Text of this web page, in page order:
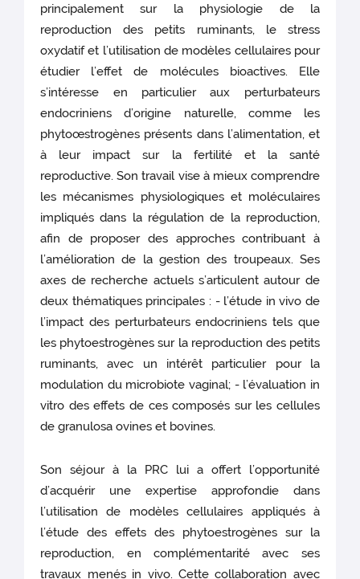
principalement sur la physiologie de la
reproduction des petits ruminants, le stress
oxydatif et l’utilisation de modèles cellulaires pour
étudier l’effet de molécules bioactives. Elle
s’intéresse en particulier aux perturbateurs
endocriniens d’origine naturelle, comme les
phytoœstrogènes présents dans l’alimentation, et
à leur impact sur la fertilité et la santé
reproductive. Son travail vise à mieux comprendre
les mécanismes physiologiques et moléculaires
impliqués dans la régulation de la reproduction,
afin de proposer des approches contribuant à
l’amélioration de la gestion des troupeaux. Ses
axes de recherche actuels s’articulent autour de
deux thématiques principales : - l’étude in vivo de
l’impact des perturbateurs endocriniens tels que
les phytoestrogènes sur la reproduction des petits
ruminants, avec un intérêt particulier pour la
modulation du microbiote vaginal; - l’évaluation in
vitro des effets de ces composés sur les cellules
de granulosa ovines et bovines.
Son séjour à la PRC lui a offert l’opportunité
d’acquérir une expertise approfondie dans
l’utilisation de modèles cellulaires appliqués à
l’étude des effets des phytoestrogènes sur la
reproduction, en complémentarité avec ses
travaux menés in vivo. Cette collaboration avec